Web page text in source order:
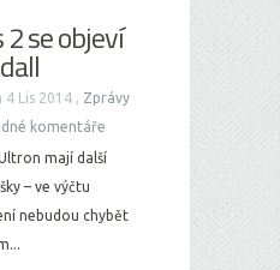
se objeví
4 Lis 2014 , Zprávy
komentáře
mají další
– ve výčtu
nebudou chybět